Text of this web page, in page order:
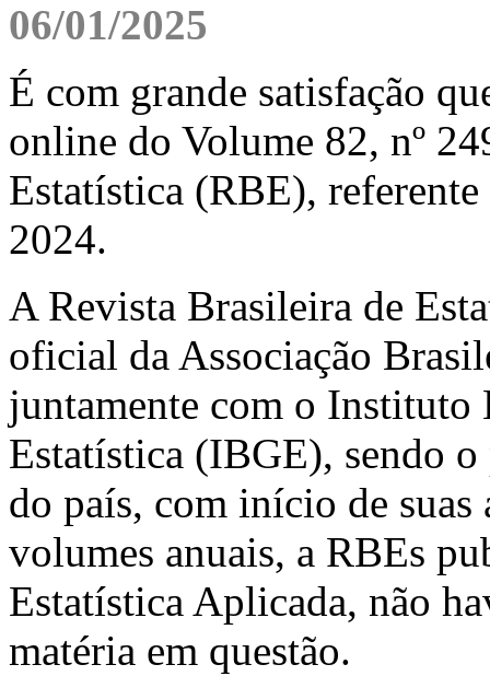
06/01/2025
É com grande satisfação
online do Volume 82, nº
Estatística (RBE),
2024.
A Revista Brasileira de
oficial da Associação
juntamente com o Instituto
Estatística (IBGE), sendo
do país, com início de
volumes anuais, a RBEs
Estatística Aplicada, não
matéria em questão.